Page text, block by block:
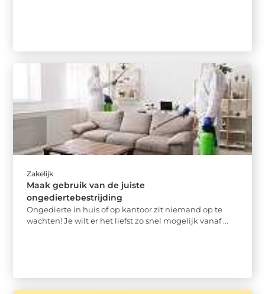
Zakelijk
Maak gebruik van de juiste
ongediertebestrijding
Ongedierte in huis of op kantoor zit niemand op te
wachten! Je wilt er het liefst zo snel mogelijk vanaf ...